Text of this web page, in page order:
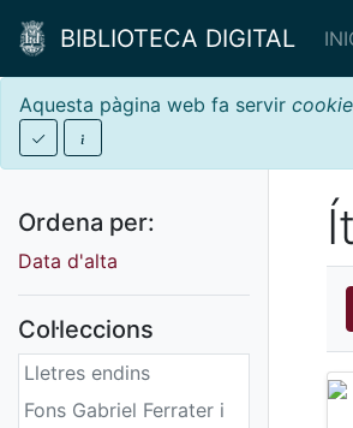
BIBLIOTECA DIGITAL
Aquesta pàgina web fa servir
Ordena per:
Data d'alta
Col·leccions
Lletres endins
Fons Gabriel Ferrater i